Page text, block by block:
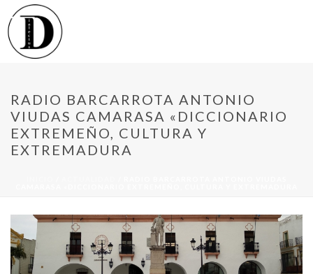
RADIO BARCARROTA ANTONIO
VIUDAS CAMARASA «DICCIONARIO
EXTREMEÑO, CULTURA Y
EXTREMADURA